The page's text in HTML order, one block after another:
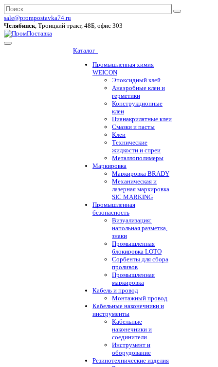
sale@prompostavka74.ru
Челябинск, Троицкий тракт, 48Б, офис 303
Каталог
Промышленная химия
WEICON
Эпоксидный клей
Анаэробные клеи и
герметики
Конструкционные
клеи
Цианакрилатные клеи
Смазки и пасты
Клеи
Технические
жидкости и спреи
Металлополимеры
Маркировка
Маркировка BRADY
Механическая и
лазерная маркировка
SIC MARKING
Промышленная
безопасность
Визуализация:
напольная разметка,
знаки
Промышленная
блокировка LOTO
Сорбенты для сбора
проливов
Промышленная
маркировка
Кабель и провод
Монтажный провод
Кабельные наконечники и
инструменты
Кабельные
наконечники и
соединители
Инструмент и
оборудование
Резинотехнические изделия